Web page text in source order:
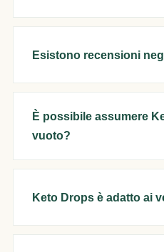
Esistono recensioni
È possibile assumere
vuoto?
Keto Drops è adatto ai